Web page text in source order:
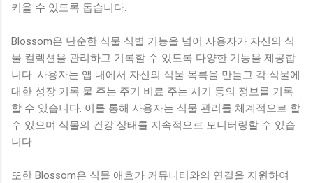
키울 수 있도록 돕습니다.
Blossom은 단순한 식물 식별 기능을 넘어 사용자가 자신의 식
물 컬렉션을 관리하고 기록할 수 있도록 다양한 기능을 제공합
니다. 사용자는 앱 내에서 자신의 식물 목록을 만들고 각 식물에
대한 성장 기록 물 주는 주기 비료 주는 시기 등의 정보를 기록
할 수 있습니다. 이를 통해 사용자는 식물 관리를 체계적으로 할
수 있으며 식물의 건강 상태를 지속적으로 모니터링할 수 있습
니다.
또한 Blossom은 식물 애호가 커뮤니티와의 연결을 지원하여